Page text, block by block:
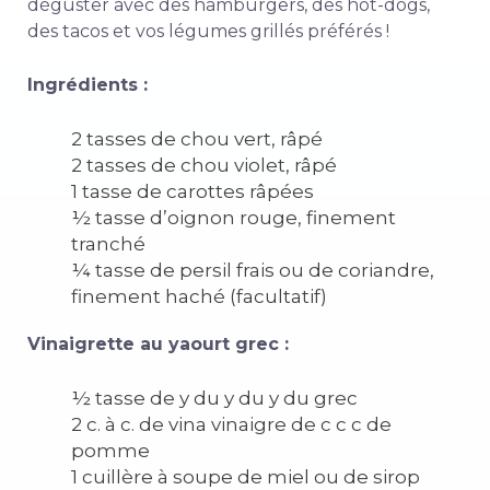
déguster avec des hamburgers, des hot-dogs,
des tacos et vos légumes grillés préférés !
Ingrédients :
2 tasses de chou vert, râpé
2 tasses de chou violet, râpé
1 tasse de carottes râpées
½ tasse d’oignon rouge, finement
tranché
¼ tasse de persil frais ou de coriandre,
finement haché (facultatif)
Vinaigrette au yaourt grec :
½ tasse de y du y du y du grec
2 c. à c. de vina vinaigre de c c c de
pomme
1 cuillère à soupe de miel ou de sirop